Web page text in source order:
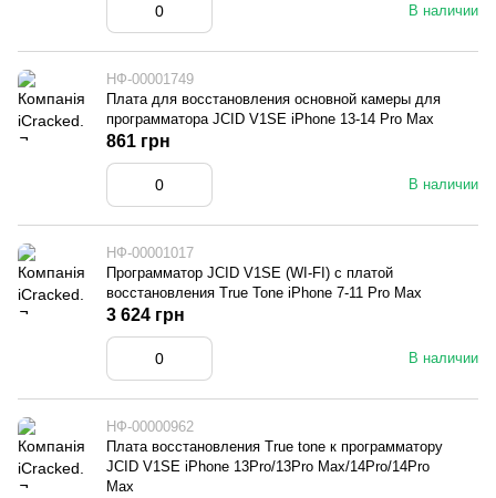
В наличии
НФ-00001749
Плата для восстановления основной камеры для
программатора JCID V1SE iPhone 13-14 Pro Max
В наличии
861 грн
НФ-00001017
Программатор JCID V1SE (WI-FI) с платой
восстановления True Tone iPhone 7-11 Pro Max
В наличии
3 624 грн
НФ-00000962
Плата восстановления True tone к программатору
JCID V1SE iPhone 13Pro/13Pro Max/14Pro/14Pro
Max